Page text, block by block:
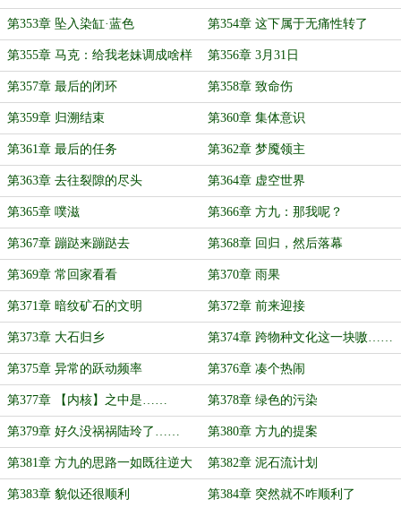
第353章 坠入染缸·蓝色 第354章 这下属于无痛性转了
第355章 马克：给我老妹调成啥样
了都
第356章 3月31日
第357章 最后的闭环 第358章 致命伤
第359章 归溯结束 第360章 集体意识
第361章 最后的任务 第362章 梦魇领主
第363章 去往裂隙的尽头 第364章 虚空世界
第365章 噗滋 第366章 方九：那我呢？
第367章 蹦跶来蹦跶去 第368章 回归，然后落幕
第369章 常回家看看 第370章 雨果
第371章 暗纹矿石的文明 第372章 前来迎接
第373章 大石归乡 第374章 跨物种文化这一块嗷……
第375章 异常的跃动频率 第376章 凑个热闹
第377章 【内核】之中是…… 第378章 绿色的污染
第379章 好久没祸祸陆玲了…… 第380章 方九的提案
第381章 方九的思路一如既往逆大
天
第382章 泥石流计划
第383章 貌似还很顺利 第384章 突然就不咋顺利了